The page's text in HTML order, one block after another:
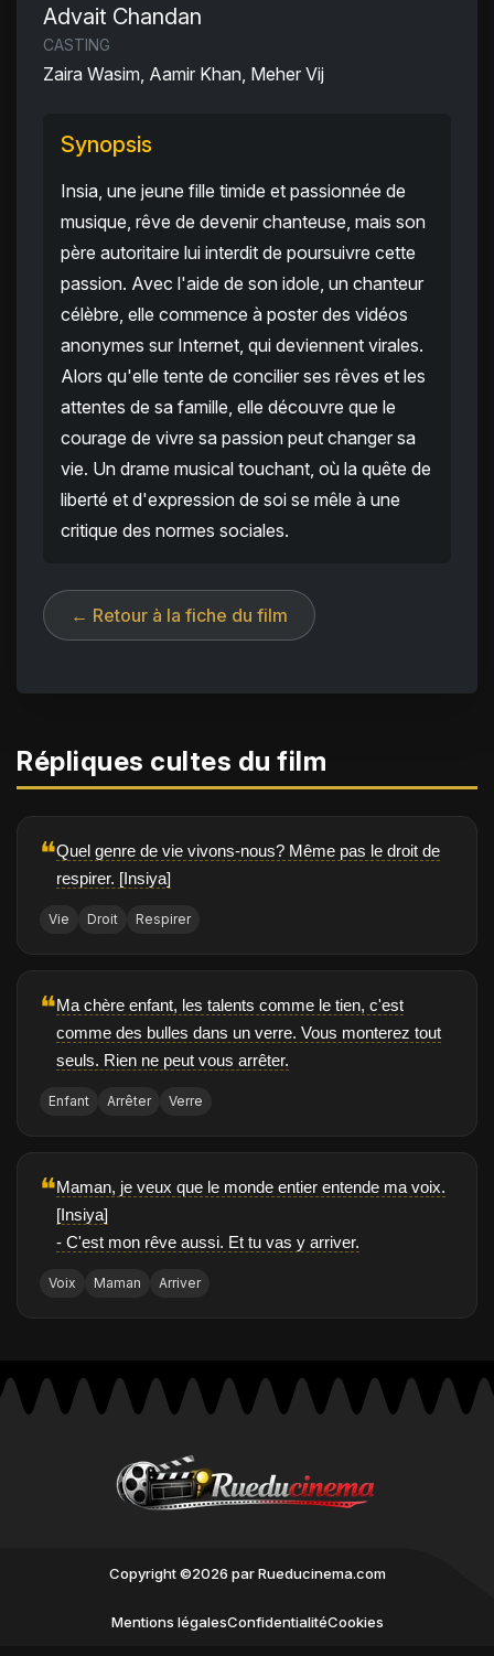
Advait Chandan
CASTING
Zaira Wasim, Aamir Khan, Meher Vij
Synopsis
Insia, une jeune fille timide et passionnée de
musique, rêve de devenir chanteuse, mais son
père autoritaire lui interdit de poursuivre cette
passion. Avec l'aide de son idole, un chanteur
célèbre, elle commence à poster des vidéos
anonymes sur Internet, qui deviennent virales.
Alors qu'elle tente de concilier ses rêves et les
attentes de sa famille, elle découvre que le
courage de vivre sa passion peut changer sa
vie. Un drame musical touchant, où la quête de
liberté et d'expression de soi se mêle à une
critique des normes sociales.
← Retour à la fiche du film
Répliques cultes du film
❝Quel genre de vie vivons-nous? Même pas le droit de
respirer. [Insiya]
Vie Droit Respirer
❝Ma chère enfant, les talents comme le tien, c'est
comme des bulles dans un verre. Vous monterez tout
seuls. Rien ne peut vous arrêter.
Enfant Arrêter Verre
❝Maman, je veux que le monde entier entende ma voix.
[Insiya]
- C'est mon rêve aussi. Et tu vas y arriver.
Voix Maman Arriver
Copyright ©2026 par Rueducinema.com
Mentions légalesConfidentialitéCookies